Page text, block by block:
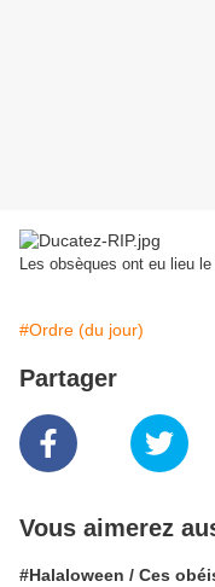
Les obsèques ont eu lieu
#Ordre (du jour)
Partager
Vous aimerez
#Halaloween / Ces